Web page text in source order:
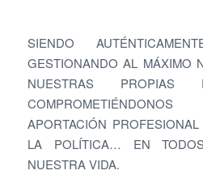
SIENDO
GESTIONANDO AL MÁXIMO
NUESTRAS PROPIAS
APORTACIÓN
LA POLÍTICA… EN
NUESTRA VIDA.